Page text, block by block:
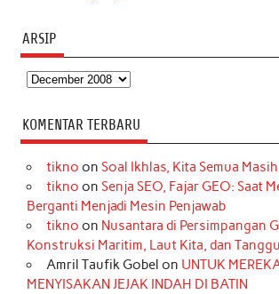
ARSIP
Arsip
KOMENTAR TERBARU
tikno on Soal Ikhlas, Kita Semua
tikno on Senja SEO, Fajar GEO: Saat
Berganti Menjadi Mesin Penjawab
tikno on Nusantara di Persimpangan
Konstruksi Maritim, Laut Kita, dan
Amril Taufik Gobel on UNTUK
MENYISAKAN JEJAK INDAH DI BATIN